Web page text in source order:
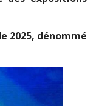
2025, dénommé